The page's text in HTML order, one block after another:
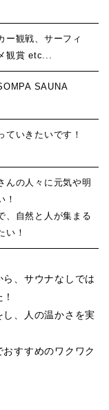
ー観戦、サーフィ
観賞 etc...
SAUNA
ていきたいです！
んの人々に元気や明
！
、自然と人が集まる
い！
、サウナなしでは
、人の温かさを実
すすめのワクワク